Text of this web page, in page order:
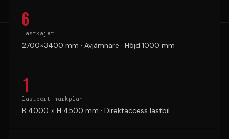
6
lastkajer
2700×3400 mm · Avjämnare · Höjd 1000 mm
1
lastport markplan
B 4000 × H 4500 mm · Direktaccess lastbil